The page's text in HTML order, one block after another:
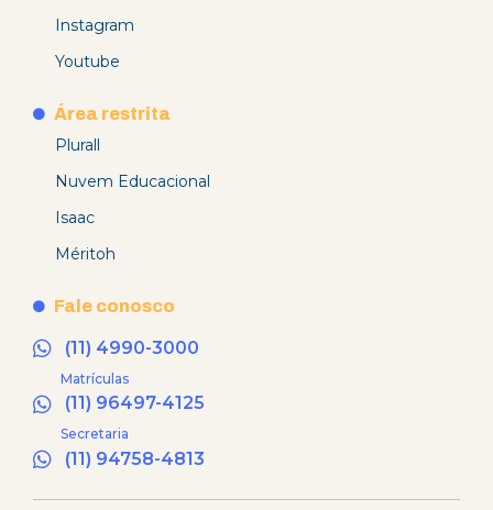
Instagram
Youtube
Área restrita
Plurall
Nuvem Educacional
Isaac
Méritoh
Fale conosco
(11) 4990-3000
Matrículas
(11) 96497-4125
Secretaria
(11) 94758-4813